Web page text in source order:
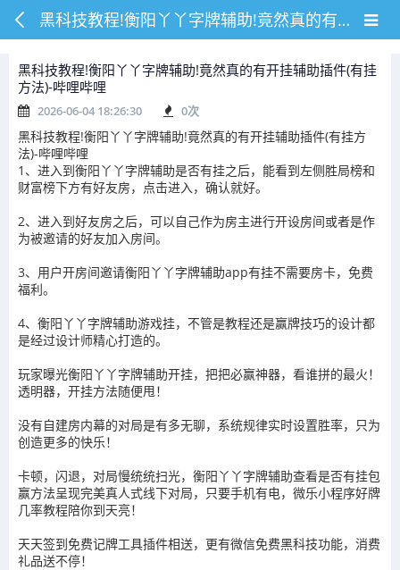
黑科技教程!衡阳丫丫字牌辅助!竟然真的有开挂辅助插件(有挂方法)-哔哩哔哩
黑科技教程!衡阳丫丫字牌辅助!竟然真的有开挂辅助插件(有挂
方法)-哔哩哔哩
2026-06-04 18:26:30 0次
黑科技教程!衡阳丫丫字牌辅助!竟然真的有开挂辅助插件(有挂方
法)-哔哩哔哩
1、进入到衡阳丫丫字牌辅助是否有挂之后，能看到左侧胜局榜和
财富榜下方有好友房，点击进入，确认就好。
2、进入到好友房之后，可以自己作为房主进行开设房间或者是作
为被邀请的好友加入房间。
3、用户开房间邀请衡阳丫丫字牌辅助app有挂不需要房卡，免费
福利。
4、衡阳丫丫字牌辅助游戏挂，不管是教程还是赢牌技巧的设计都
是经过设计师精心打造的。
玩家曝光衡阳丫丫字牌辅助开挂，把把必赢神器，看谁拼的最火！
透明器，开挂方法随便甩！
没有自建房内幕的对局是有多无聊，系统规律实时设置胜率，只为
创造更多的快乐！
卡顿，闪退，对局慢统统扫光，衡阳丫丫字牌辅助查看是否有挂包
赢方法呈现完美真人式线下对局，只要手机有电，微乐小程序好牌
几率教程陪你到天亮！
天天签到免费记牌工具插件相送，更有微信免费黑科技功能，消费
礼品送不停！